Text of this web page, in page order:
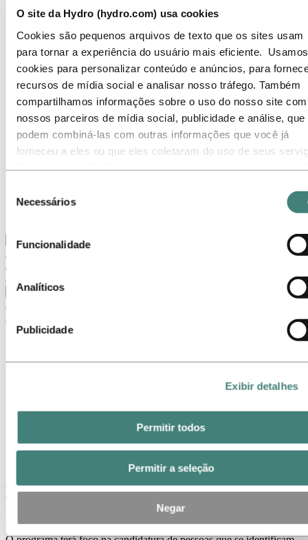
O site da Hydro (hydro.com) usa cookies
Cookies são pequenos arquivos de texto que os sites usam
para tornar a experiência do usuário mais eficiente. Usamos
cookies para personalizar conteúdo e anúncios, para
recursos de mídia social e analisar nosso tráfego. Também
compartilhamos informações sobre o uso do nosso site com
nossos parceiros de mídia social, publicidade e análise, que
podem combiná-las com outras informações que você já
forneceu a eles ou que eles coletaram do uso de seus
os cookies selecionados. Selecione o botão ‘Permitir todos’
configurações do seu navegador. Mas, lembre-se que ao
esperado.
Necessários
Funcionalidade
Analíticos
Publicidade
Exibir detalhes
Permitir todos
Permitir a seleção
Negar
Visão geral da Hydro
Temas em destaque
Galeria de mídia
Ir para:Sobre a Hydro
Sobre a Hydro
Indústrias que fazem a diferença
Nosso propósito e valores
Nossa Estratégia
Localizações da Hydro no Brasil
Nossos negócios
Nossa história
Patrocínios
Voltar ao menu principal
Fechar
Imprensa
Assinatura de notícias
Hydro abre inscrições para programa de trainee “Viva Seu
Hydro abre inscrições para programa de
trainee “Viva Seu Talento 2022”